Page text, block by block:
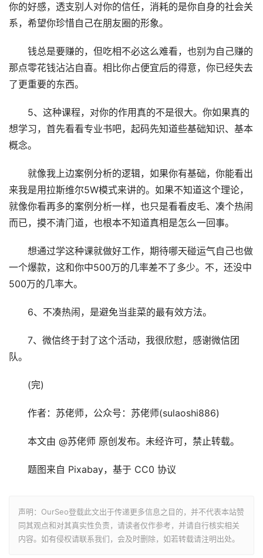
你的好感，透支别人对你的信任，消耗的是你自身的社会关
系，希望你珍惜自己在朋友圈的形象。
钱总是要赚的，但吃相不必这么难看，也别为自己赚的
那点零花钱沾沾自喜。相比你占便宜后的得意，你已经失去
了更重要的东西。
5、这种课程，对你的作用真的不是很大。你如果真的
想学习，首先看看专业书吧，起码先知道些基础知识、基本
概念。
就像我上边案例分析的逻辑，如果你有基础，你能看出
来我是用拉斯维尔5W模式来讲的。如果不知道这个理论，
就像你看再多的案例分析一样，也只是看看皮毛、凑个热闹
而已，摸不清门道，也根本不知道真相是怎么一回事。
想通过学这种课就做好工作，期待哪天碰运气自己也做
一个爆款，这和你中500万的几率差不了多少。不，还没中
500万的几率大。
6、不凑热闹，是避免当韭菜的最有效方法。
7、微信终于封了这个活动，我很欣慰，感谢微信团
队。
(完)
作者：苏佬师，公众号：苏佬师(sulaoshi886)
本文由 @苏佬师 原创发布。未经许可，禁止转载。
题图来自 Pixabay，基于 CC0 协议
声明：OurSeo登载此文出于传递更多信息之目的，并不代表本站赞
同其观点和对其真实性负责，请读者仅作参考，并请自行核实相关
内容。如有侵权请联系我们，会及时删除，如若转载请注明出处。